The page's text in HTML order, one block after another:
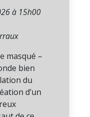
à 15h00
masqué –
bien
du
d’un